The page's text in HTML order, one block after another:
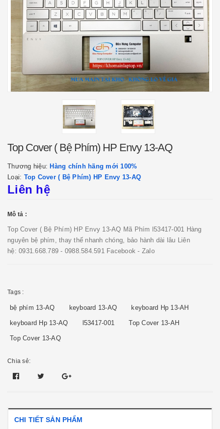
Top Cover ( Bệ Phím) HP Envy 13-AQ
Thương hiệu: Hàng chính hãng mới 100%
Loại: Top Cover ( Bệ Phím) HP Envy 13-AQ
Liên hệ
Mô tả :
Top Cover ( Bệ Phím) HP Envy 13-AQ Mã Phím l53417-001 Hàng
nguyên bệ phím, thay thế nhanh chóng, bảo hành dài lâu Liên
hệ: 0931.668.789 - 0988.584.591 Facebook - Zalo
Tags :
bệ phím 13-AQ keyboard 13-AQ keyboard Hp 13-AH
keyboard Hp 13-AQ l53417-001 Top Cover 13-AH
Top Cover 13-AQ
Chia sẻ:
CHI TIẾT SẢN PHẨM